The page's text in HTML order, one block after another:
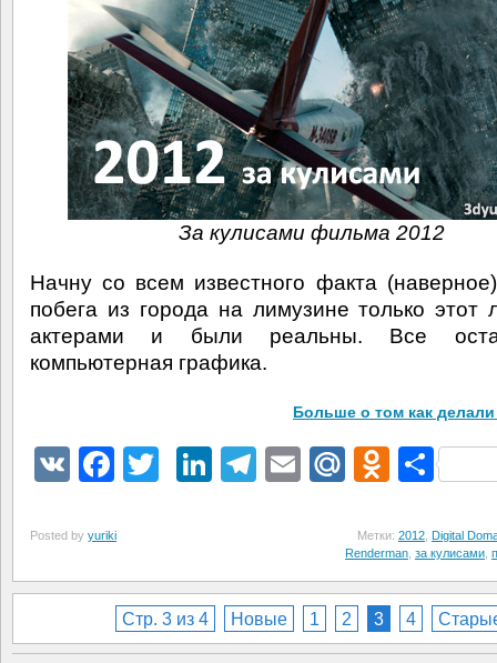
За кулисами фильма 2012
Начну со всем известного факта
побега из города на лимузине только этот
актерами и были реальны. Все
компьютерная графика.
Больше о том как
VK Facebook
TwitterLinkedIn
Telegram
EmailMail.Ru
Posted by yuriki Метки: 2012
Digital
Renderman за кулисами
Стр. 3 из 4 Новые 1 2 3 4